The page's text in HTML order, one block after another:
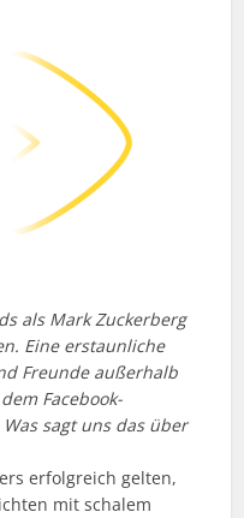
als Mark Zuckerberg
Eine erstaunliche
Freunde außerhalb
Facebook-
sagt uns das über
erfolgreich gelten,
mit schalem